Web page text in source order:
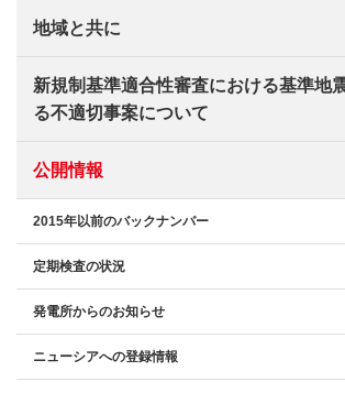
地域と共に
新規制基準適合性審査における基準地
る不適切事案について
公開情報
2015年以前のバックナンバー
定期検査の状況
発電所からのお知らせ
ニューシアへの登録情報